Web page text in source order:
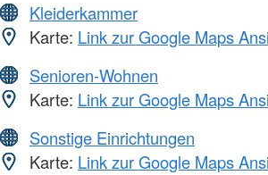
Kleiderkammer
Karte: Link zur Google Maps
Senioren-Wohnen
Karte: Link zur Google Maps
Sonstige Einrichtungen
Karte: Link zur Google Maps